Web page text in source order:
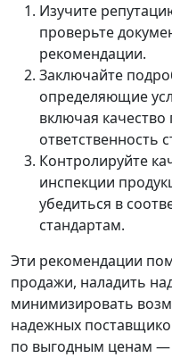
Изучите
проверьте
рекомендации.
Заключайте
определяющие
включая качество
ответственность
Контролируйте
инспекции
убедиться в
стандартам.
Эти рекомендации
продажи, наладить
минимизировать
надежных
по выгодным ценам —